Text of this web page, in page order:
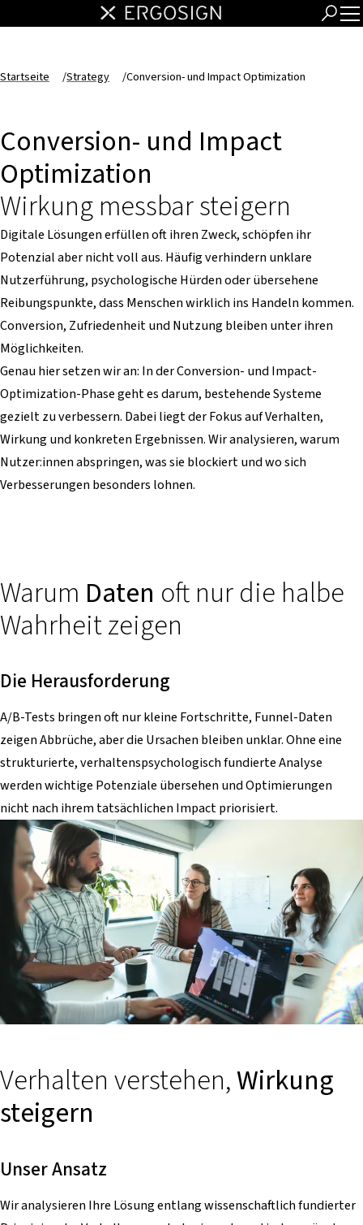
Startseite /Strategy /Conversion- und Impact Optimization
Conversion- und Impact
Optimization
Wirkung messbar steigern
Digitale Lösungen erfüllen oft ihren Zweck, schöpfen ihr
Potenzial aber nicht voll aus. Häufig verhindern unklare
Nutzerführung, psychologische Hürden oder übersehene
Reibungspunkte, dass Menschen wirklich ins Handeln kommen.
Conversion, Zufriedenheit und Nutzung bleiben unter ihren
Möglichkeiten.
Genau hier setzen wir an: In der Conversion- und Impact-
Optimization-Phase geht es darum, bestehende Systeme
gezielt zu verbessern. Dabei liegt der Fokus auf Verhalten,
Wirkung und konkreten Ergebnissen. Wir analysieren, warum
Nutzer:innen abspringen, was sie blockiert und wo sich
Verbesserungen besonders lohnen.
Warum Daten oft nur die halbe
Wahrheit zeigen
Die Herausforderung
A/B-Tests bringen oft nur kleine Fortschritte, Funnel-Daten
zeigen Abbrüche, aber die Ursachen bleiben unklar. Ohne eine
strukturierte, verhaltenspsychologisch fundierte Analyse
werden wichtige Potenziale übersehen und Optimierungen
nicht nach ihrem tatsächlichen Impact priorisiert.
Verhalten verstehen,Wirkung
steigern
Unser Ansatz
Wir analysieren Ihre Lösung entlang wissenschaftlich fundierter